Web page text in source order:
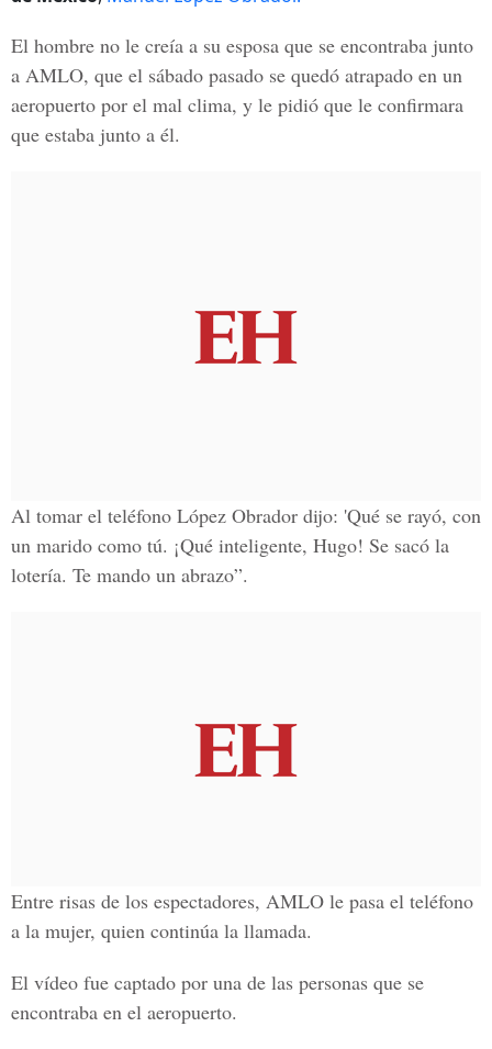
El hombre no le creía a su esposa que se encontraba junto
a AMLO, que el sábado pasado se quedó atrapado en un
aeropuerto por el mal clima, y le pidió que le confirmara
que estaba junto a él.
Al tomar el teléfono López Obrador dijo: 'Qué se rayó, con
un marido como tú. ¡Qué inteligente, Hugo! Se sacó la
lotería. Te mando un abrazo”.
Entre risas de los espectadores, AMLO le pasa el teléfono
a la mujer, quien continúa la llamada.
El vídeo fue captado por una de las personas que se
encontraba en el aeropuerto.